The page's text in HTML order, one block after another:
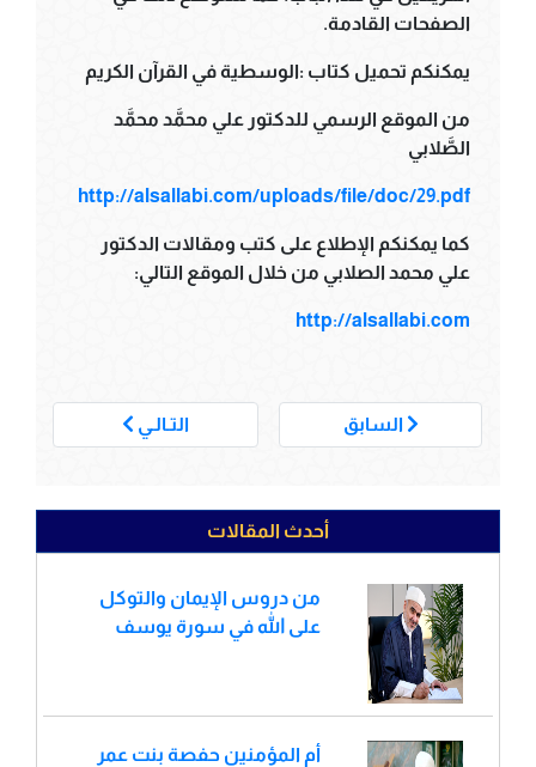
الصفحات القادمة.
يمكنكم تحميل كتاب :الوسطية في القرآن الكريم
من الموقع الرسمي للدكتور علي محمَّد محمَّد
الصَّلابي
http://alsallabi.com/uploads/file/doc/29.pdf
كما يمكنكم الإطلاع على كتب ومقالات الدكتور
علي محمد الصلابي من خلال الموقع التالي:
http://alsallabi.com
السابق التـالـي
أحدث المقالات
من دروس الإيمان والتوكل
على الله في سورة يوسف
أم المؤمنين حفصة بنت عمر